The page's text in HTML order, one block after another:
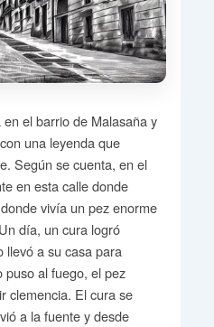
el barrio de Malasaña y
una leyenda que
Según se cuenta, en el
en esta calle donde
vivía un pez enorme
día, un cura logró
llevó a su casa para
puso al fuego, el pez
clemencia. El cura se
a la fuente y desde